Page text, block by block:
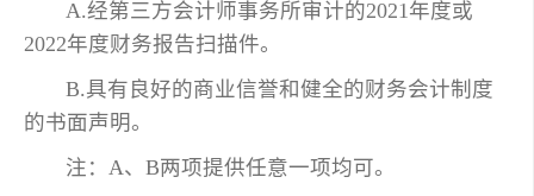
A.经第三方会计师事务所审计的2021年度或
2022年度财务报告扫描件。
B.具有良好的商业信誉和健全的财务会计制度
的书面声明。
注：A、B两项提供任意一项均可。